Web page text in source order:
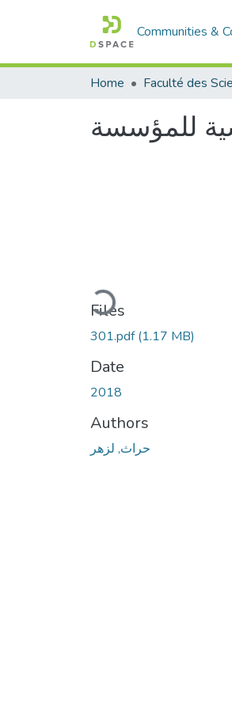
Communities &
Home
للمؤسسة
Loading...
Files
301.pdf(1.17 MB)
Date
2018
Authors
حراث, لزهر